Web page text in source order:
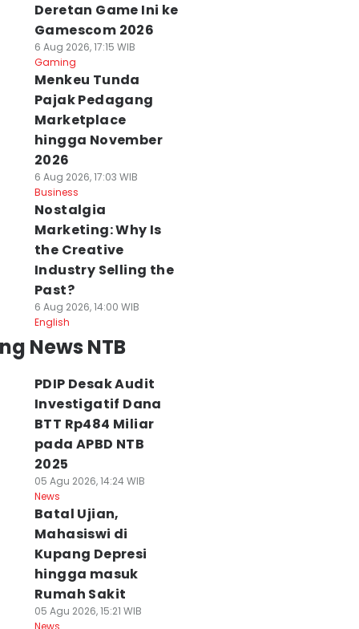
Deretan Game Ini ke
Gamescom 2026
6 Aug 2026, 17:15 WIB
Gaming
Menkeu Tunda
Pajak Pedagang
Marketplace
hingga November
2026
6 Aug 2026, 17:03 WIB
Business
Nostalgia
Marketing: Why Is
the Creative
Industry Selling the
Past?
6 Aug 2026, 14:00 WIB
English
News NTB
PDIP Desak Audit
Investigatif Dana
BTT Rp484 Miliar
pada APBD NTB
2025
05 Agu 2026, 14:24 WIB
News
Batal Ujian,
Mahasiswi di
Kupang Depresi
hingga masuk
Rumah Sakit
05 Agu 2026, 15:21 WIB
News